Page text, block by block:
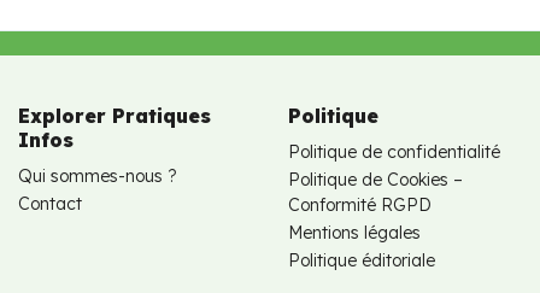
Explorer Pratiques
Infos
Qui sommes-nous ?
Contact
Politique
Politique de confidentialité
Politique de Cookies –
Conformité RGPD
Mentions légales
Politique éditoriale